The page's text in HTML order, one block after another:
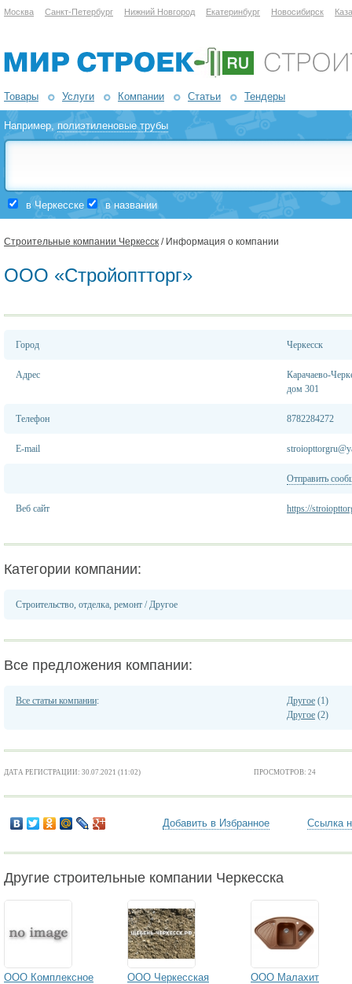
Москва Санкт-Петербург Нижний Новгород Екатеринбург Новосибирск
Товары Услуги Компании Статьи Тендеры
Например,полиэтиленовые трубы
в Черкесске в названии
Строительные компании Черкесск / Информация о компании
ООО «Стройоптторг»
Город Черкесск
Адрес
Карачаево-
дом 301
Телефон 8782284272
E-mail
Отправить
Веб сайт https://
Категории компании:
Строительство, отделка, ремонт /Другое
Все предложения компании:
Все статьи компании: Другое (1)
Другое (2)
ДАТА РЕГИСТРАЦИИ: 30.07.2021 (11:02) ПРОСМОТРОВ: 24
Добавить в Избранное Ссылка
Другие строительные компании Черкесска
ООО Комплексное
ООО Черкесская
ООО Малахит